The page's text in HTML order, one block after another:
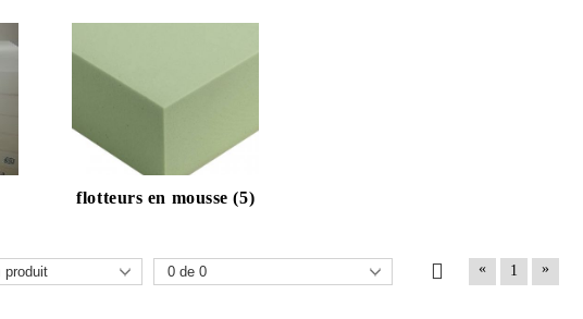
flotteurs en mousse (5)
« 1 »